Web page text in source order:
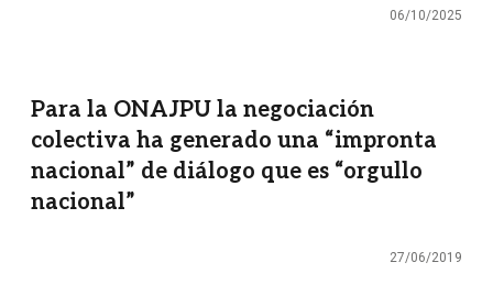
06/10/2025
Para la ONAJPU la negociación
colectiva ha generado una “impronta
nacional” de diálogo que es “orgullo
nacional”
27/06/2019